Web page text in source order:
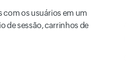
com os usuários em um
de sessão, carrinhos de